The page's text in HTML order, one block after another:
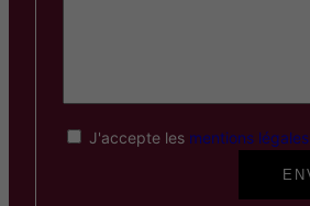
J'accepte les mentions légales